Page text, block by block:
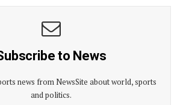
to News
news from NewsSite about world, sports
and politics.